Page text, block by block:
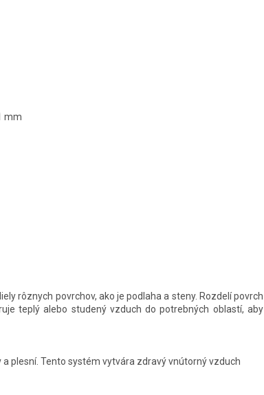
mm
rôznych povrchov, ako je podlaha a steny. Rozdelí povrch
teplý alebo studený vzduch do potrebných oblastí, aby
plesní. Tento systém vytvára zdravý vnútorný vzduch